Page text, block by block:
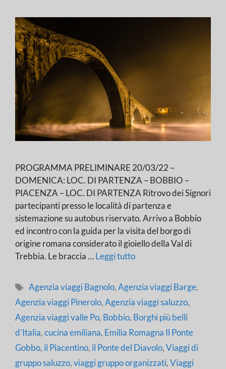
PROGRAMMA PRELIMINARE 20/03/22 –
DOMENICA: LOC. DI PARTENZA – BOBBIO –
PIACENZA – LOC. DI PARTENZA Ritrovo dei Signori
partecipanti presso le località di partenza e
sistemazione su autobus riservato. Arrivo a Bobbio
ed incontro con la guida per la visita del borgo di
origine romana considerato il gioiello della Val di
Trebbia. Le braccia …Leggi tutto
Tag
Agenzia viaggi Bagnolo,Agenzia viaggi Barge,
Agenzia viaggi Pinerolo,Agenzia viaggi saluzzo,
Agenzia viaggi valle Po, Bobbio, Borghi più belli
d'Italia,cucina emiliana, Emilia Romagna Il Ponte
Gobbo, il Piacentino, il Ponte del Diavolo,Viaggi di
gruppo saluzzo,viaggi gruppo organizzati,Viaggi